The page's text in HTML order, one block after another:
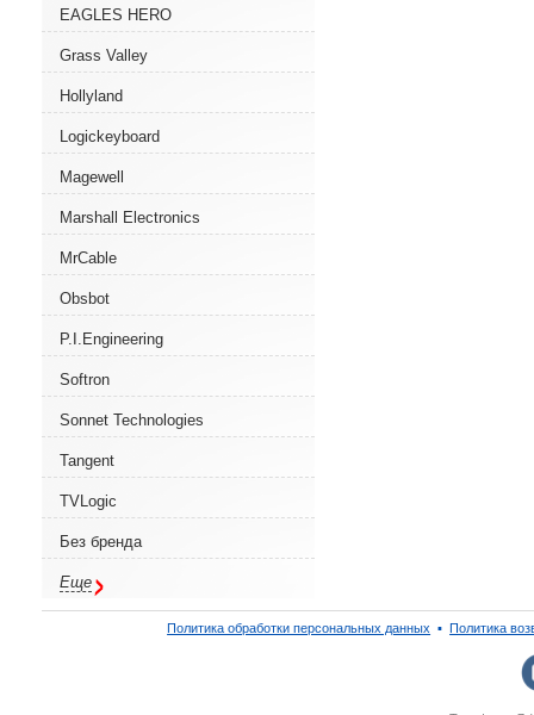
EAGLES HERO
Grass Valley
Hollyland
Logickeyboard
Magewell
Marshall Electronics
MrCable
Obsbot
P.I.Engineering
Softron
Sonnet Technologies
Tangent
TVLogic
Без бренда
Еще
Политика обработки персональных данных ▪ Политика